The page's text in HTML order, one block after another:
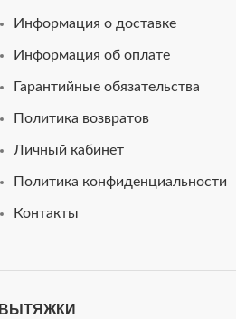
Информация о доставке
Информация об оплате
Гарантийные обязательства
Политика возвратов
Личный кабинет
Политика конфиденциальности
Контакты
ВЫТЯЖКИ